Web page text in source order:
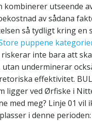
kombinerer utseende
av sådana
så tydligt kring en
puppene
riskerar inte bara att
underminerar
effektivitet.
ligger ved Ørfiske i
med meg? Linje 01 vil
i denne